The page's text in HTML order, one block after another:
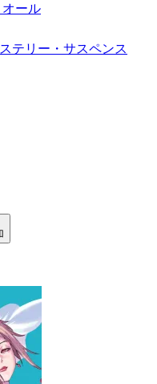
オール
テリー・サスペンス